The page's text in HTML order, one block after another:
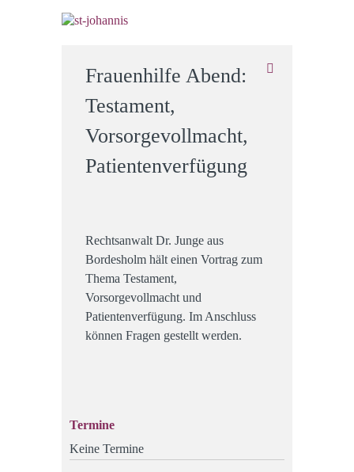
Frauenhilfe Abend:
Testament,
Vorsorgevollmacht,
Patientenverfügung
Rechtsanwalt Dr. Junge aus
Bordesholm hält einen Vortrag zum
Thema Testament,
Vorsorgevollmacht und
Patientenverfügung. Im Anschluss
können Fragen gestellt werden.
Termine
Keine Termine